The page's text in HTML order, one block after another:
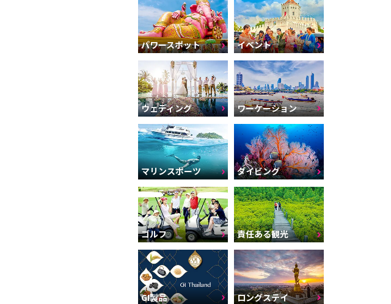
パワースポット イベント
ウェディング ワーケーション
マリンスポーツ ダイビング
ゴルフ 責任ある観光
GI製品 ロングステイ